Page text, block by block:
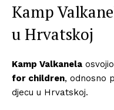
Kamp
u Hrvatskoj
Kamp Valkanela
for children, odnosno
djecu u Hrvatskoj.